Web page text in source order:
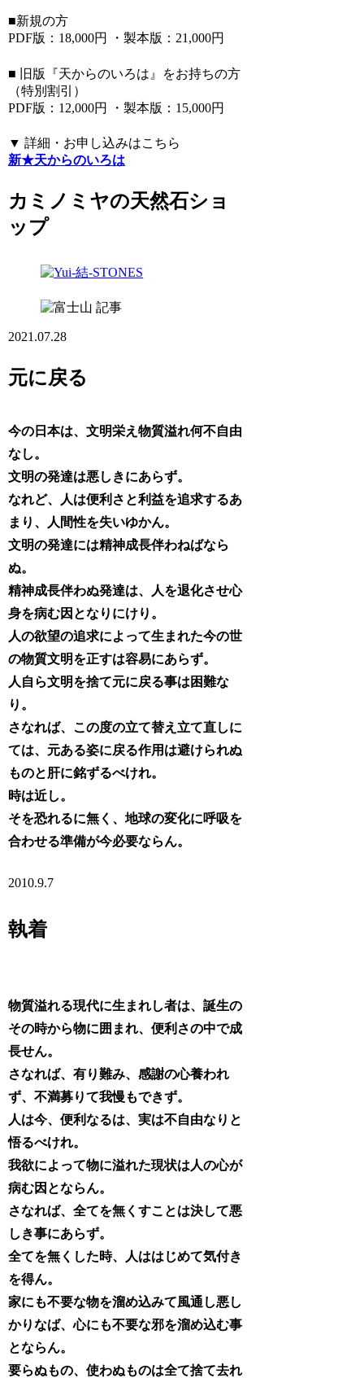
■新規の方
PDF版：18,000円 ・製本版：21,000円
■ 旧版『天からのいろは』をお持ちの方
（特別割引）
PDF版：12,000円 ・製本版：15,000円
▼ 詳細・お申し込みはこちら
新★天からのいろは
カミノミヤの天然石ショ
ップ
記事
2021.07.28
元に戻る
今の日本は、文明栄え物質溢れ何不自由
なし。
文明の発達は悪しきにあらず。
なれど、人は便利さと利益を追求するあ
まり、人間性を失いゆかん。
文明の発達には精神成長伴わねばなら
ぬ。
精神成長伴わぬ発達は、人を退化させ心
身を病む因となりにけり。
人の欲望の追求によって生まれた今の世
の物質文明を正すは容易にあらず。
人自ら文明を捨て元に戻る事は困難な
り。
さなれば、この度の立て替え立て直しに
ては、元ある姿に戻る作用は避けられぬ
ものと肝に銘ずるべけれ。
時は近し。
そを恐れるに無く、地球の変化に呼吸を
合わせる準備が今必要ならん。
2010.9.7
執着
物質溢れる現代に生まれし者は、誕生の
その時から物に囲まれ、便利さの中で成
長せん。
さなれば、有り難み、感謝の心養われ
ず、不満募りて我慢もできず。
人は今、便利なるは、実は不自由なりと
悟るべけれ。
我欲によって物に溢れた現状は人の心が
病む因とならん。
さなれば、全てを無くすことは決して悪
しき事にあらず。
全てを無くした時、人ははじめて気付き
を得ん。
家にも不要な物を溜め込みて風通し悪し
かりなば、心にも不要な邪を溜め込む事
とならん。
要らぬもの、使わぬものは全て捨て去れ